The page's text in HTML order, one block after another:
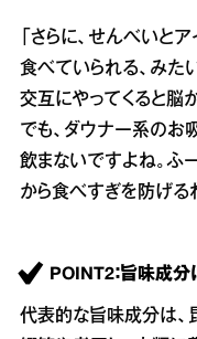
「さらに、せんべいと
食べていられる、みた
交互にやってくると脳
でも、ダウナー系のお
飲まないですよね。ふ
から食べすぎを防げる
POINT2：旨味成分
代表的な旨味成分は、